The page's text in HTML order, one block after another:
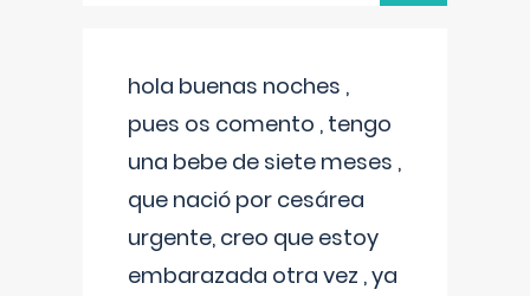
hola buenas noches ,
pues os comento , tengo
una bebe de siete meses ,
que nació por cesárea
urgente, creo que estoy
embarazada otra vez , ya